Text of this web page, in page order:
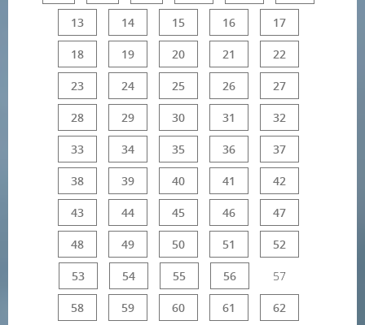
13 14 15 16 17
18 19 20 21 22
23 24 25 26 27
28 29 30 31 32
33 34 35 36 37
38 39 40 41 42
43 44 45 46 47
48 49 50 51 52
53 54 55 56 57
58 59 60 61 62